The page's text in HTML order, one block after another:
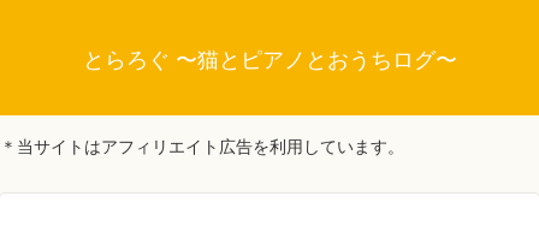
とらろぐ 〜猫とピアノとおうちログ〜
＊当サイトはアフィリエイト広告を利用しています。